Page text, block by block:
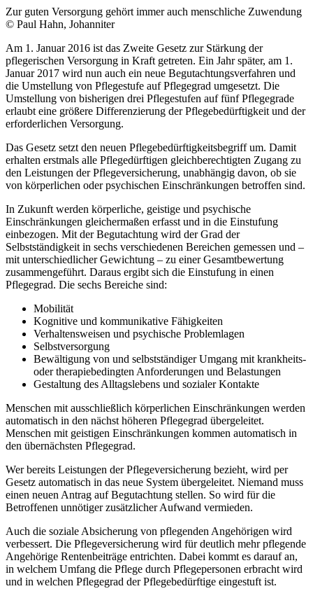
Zur guten Versorgung gehört immer auch menschliche Zuwendung
© Paul Hahn, Johanniter
Am 1. Januar 2016 ist das Zweite Gesetz zur Stärkung der
pflegerischen Versorgung in Kraft getreten. Ein Jahr später, am 1.
Januar 2017 wird nun auch ein neue Begutachtungsverfahren und
die Umstellung von Pflegestufe auf Pflegegrad umgesetzt. Die
Umstellung von bisherigen drei Pflegestufen auf fünf Pflegegrade
erlaubt eine größere Differenzierung der Pflegebedürftigkeit und der
erforderlichen Versorgung.
Das Gesetz setzt den neuen Pflegebedürftigkeitsbegriff um. Damit
erhalten erstmals alle Pflegedürftigen gleichberechtigten Zugang zu
den Leistungen der Pflegeversicherung, unabhängig davon, ob sie
von körperlichen oder psychischen Einschränkungen betroffen sind.
In Zukunft werden körperliche, geistige und psychische
Einschränkungen gleichermaßen erfasst und in die Einstufung
einbezogen. Mit der Begutachtung wird der Grad der
Selbstständigkeit in sechs verschiedenen Bereichen gemessen und –
mit unterschiedlicher Gewichtung – zu einer Gesamtbewertung
zusammengeführt. Daraus ergibt sich die Einstufung in einen
Pflegegrad. Die sechs Bereiche sind:
Mobilität
Kognitive und kommunikative Fähigkeiten
Verhaltensweisen und psychische Problemlagen
Selbstversorgung
Bewältigung von und selbstständiger Umgang mit krankheits-
oder therapiebedingten Anforderungen und Belastungen
Gestaltung des Alltagslebens und sozialer Kontakte
Menschen mit ausschließlich körperlichen Einschränkungen werden
automatisch in den nächst höheren Pflegegrad übergeleitet.
Menschen mit geistigen Einschränkungen kommen automatisch in
den übernächsten Pflegegrad.
Wer bereits Leistungen der Pflegeversicherung bezieht, wird per
Gesetz automatisch in das neue System übergeleitet. Niemand muss
einen neuen Antrag auf Begutachtung stellen. So wird für die
Betroffenen unnötiger zusätzlicher Aufwand vermieden.
Auch die soziale Absicherung von pflegenden Angehörigen wird
verbessert. Die Pflegeversicherung wird für deutlich mehr pflegende
Angehörige Rentenbeiträge entrichten. Dabei kommt es darauf an,
in welchem Umfang die Pflege durch Pflegepersonen erbracht wird
und in welchen Pflegegrad der Pflegebedürftige eingestuft ist.